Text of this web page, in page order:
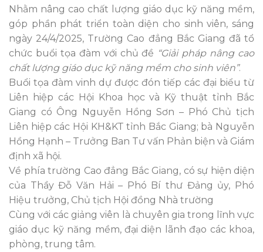
Nhằm nâng cao chất lượng giáo dục kỹ năng mềm,
góp phần phát triển toàn diện cho sinh viên, sáng
ngày 24/4/2025, Trường Cao đẳng Bắc Giang đã tổ
chức buổi tọa đàm với chủ đề “Giải pháp nâng cao
chất lượng giáo dục kỹ năng mềm cho sinh viên”.
Buổi tọa đàm vinh dự được đón tiếp các đại biểu từ
Liên hiệp các Hội Khoa học và Kỹ thuật tỉnh Bắc
Giang có Ông Nguyễn Hồng Sơn – Phó Chủ tịch
Liên hiệp các Hội KH&KT tỉnh Bắc Giang; bà Nguyễn
Hồng Hạnh – Trưởng Ban Tư vấn Phản biện và Giám
định xã hội.
Về phía trường Cao đẳng Bắc Giang, có sự hiện diện
của Thầy Đỗ Văn Hải – Phó Bí thư Đảng ủy, Phó
Hiệu trưởng, Chủ tịch Hội đồng Nhà trường
Cùng với các giảng viên là chuyên gia trong lĩnh vực
giáo dục kỹ năng mềm, đại diện lãnh đạo các khoa,
phòng, trung tâm.